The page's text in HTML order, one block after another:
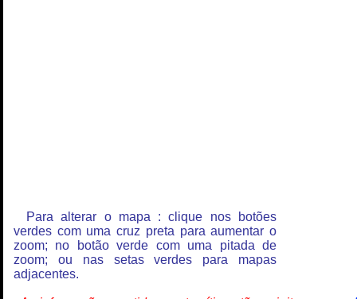
Para alterar o mapa : clique nos botões
verdes com uma cruz preta para aumentar o
zoom; no botão verde com uma pitada de
zoom; ou nas setas verdes para mapas
adjacentes.